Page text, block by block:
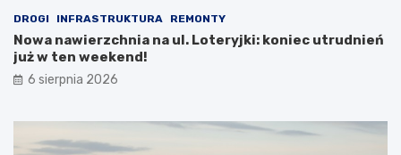
DROGI INFRASTRUKTURA REMONTY
Nowa nawierzchnia na ul. Loteryjki: koniec utrudnień
już w ten weekend!
6 sierpnia 2026